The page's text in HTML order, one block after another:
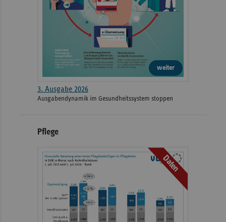
weiter
3. Ausgabe 2026
Ausgabendynamik im Gesundheitssystem stoppen
Pflege
Daten